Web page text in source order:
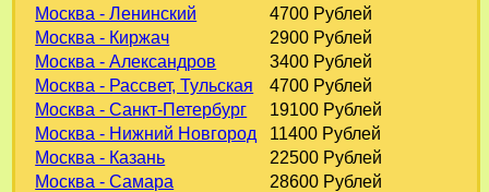
Москва - Ленинский
4700 Рублей
Москва - Киржач
2900 Рублей
Москва - Александров
3400 Рублей
Москва - Рассвет, Тульская
4700 Рублей
Москва - Санкт-Петербург
19100 Рублей
Москва - Нижний Новгород
11400 Рублей
Москва - Казань
22500 Рублей
Москва - Самара
28600 Рублей